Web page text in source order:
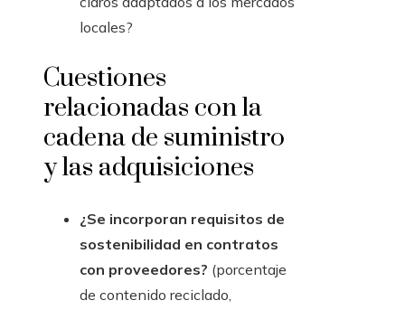
locales?
Cuestiones
relacionadas con la
cadena de suministro
y las adquisiciones
¿Se incorporan requisitos de
sostenibilidad en contratos
con proveedores? (porcentaje
de contenido reciclado,